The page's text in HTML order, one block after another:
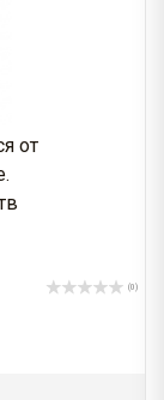
от
(0)